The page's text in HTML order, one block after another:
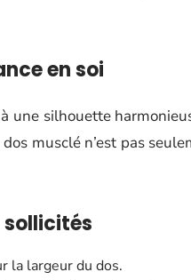
en soi
une silhouette
musclé n’est pas
sollicités
la largeur du dos.